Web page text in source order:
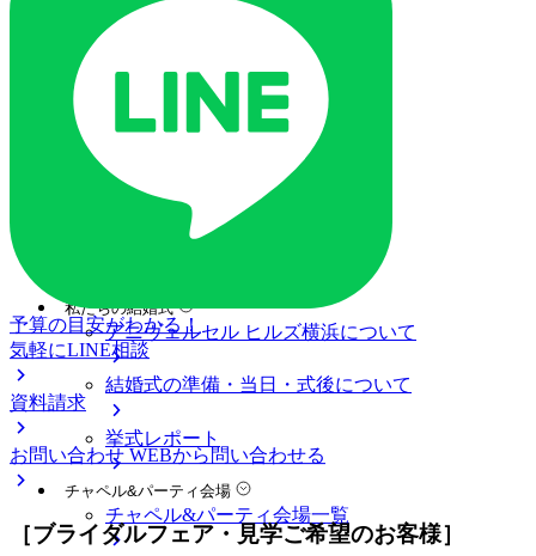
ご列席の皆様へ
トピックス
ご予約・お問い合わせ
ブライダルフェア
ブライダルフェア一覧
ブライダルフェアの基礎知識
私たちの結婚式
アニヴェルセル ヒルズ横浜について
結婚式の準備・当日・式後について
挙式レポート
チャペル&パーティ会場
チャペル&パーティ会場一覧
予算の目安がわかる！
気軽にLINE相談
資料請求
お問い合わせ WEBから問い合わせる
［ブライダルフェア・見学ご希望のお客様］